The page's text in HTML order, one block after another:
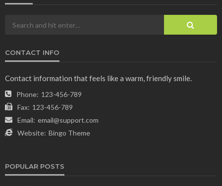
CONTACT INFO
Contact information that feels like a warm, friendly smile.
Phone: 123-456-789
Fax: 123-456-789
Email: email@support.com
Website: Bingo Theme
POPULAR POSTS